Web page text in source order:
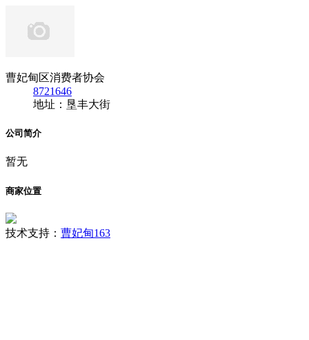
曹妃甸区消费者协会
8721646
地址：垦丰大街
公司简介
暂无
商家位置
技术支持： 曹妃甸163